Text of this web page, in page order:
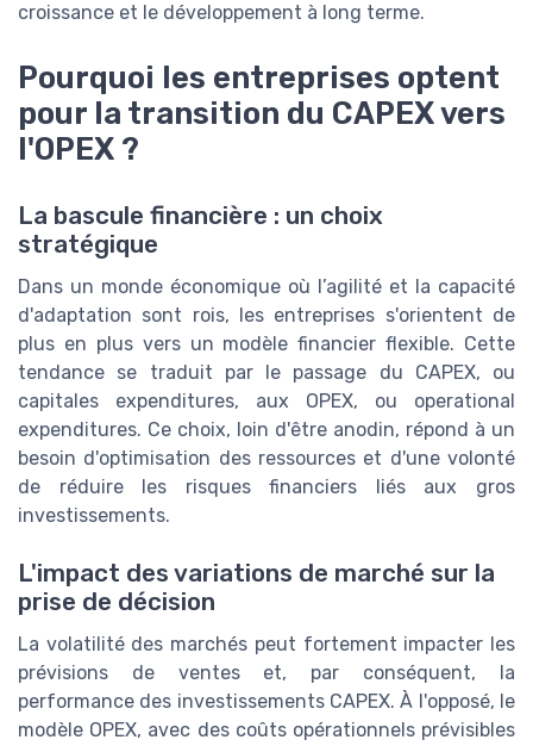
croissance et le développement à long terme.
Pourquoi les entreprises optent
pour la transition du CAPEX vers
l'OPEX ?
La bascule financière : un choix
stratégique
Dans un monde économique où l’agilité et la capacité
d'adaptation sont rois, les entreprises s'orientent de
plus en plus vers un modèle financier flexible. Cette
tendance se traduit par le passage du CAPEX, ou
capitales expenditures, aux OPEX, ou operational
expenditures. Ce choix, loin d'être anodin, répond à un
besoin d'optimisation des ressources et d'une volonté
de réduire les risques financiers liés aux gros
investissements.
L'impact des variations de marché sur la
prise de décision
La volatilité des marchés peut fortement impacter les
prévisions de ventes et, par conséquent, la
performance des investissements CAPEX. À l'opposé, le
modèle OPEX, avec des coûts opérationnels prévisibles